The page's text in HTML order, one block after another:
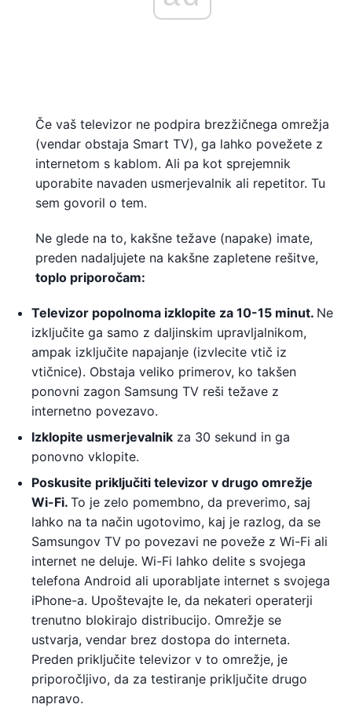
Če vaš televizor ne podpira brezžičnega omrežja
(vendar obstaja Smart TV), ga lahko povežete z
internetom s kablom. Ali pa kot sprejemnik
uporabite navaden usmerjevalnik ali repetitor. Tu
sem govoril o tem.
Ne glede na to, kakšne težave (napake) imate,
preden nadaljujete na kakšne zapletene rešitve,
toplo priporočam:
Televizor popolnoma izklopite za 10-15 minut. Ne
izključite ga samo z daljinskim upravljalnikom,
ampak izključite napajanje (izvlecite vtič iz
vtičnice). Obstaja veliko primerov, ko takšen
ponovni zagon Samsung TV reši težave z
internetno povezavo.
Izklopite usmerjevalnik za 30 sekund in ga
ponovno vklopite.
Poskusite priključiti televizor v drugo omrežje
Wi-Fi. To je zelo pomembno, da preverimo, saj
lahko na ta način ugotovimo, kaj je razlog, da se
Samsungov TV po povezavi ne poveže z Wi-Fi ali
internet ne deluje. Wi-Fi lahko delite s svojega
telefona Android ali uporabljate internet s svojega
iPhone-a. Upoštevajte le, da nekateri operaterji
trenutno blokirajo distribucijo. Omrežje se
ustvarja, vendar brez dostopa do interneta.
Preden priključite televizor v to omrežje, je
priporočljivo, da za testiranje priključite drugo
napravo.